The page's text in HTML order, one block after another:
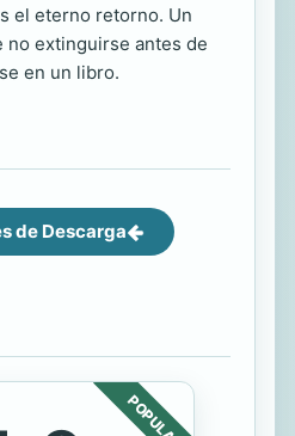
el eterno retorno. Un
no extinguirse antes de
en un libro.
de Descarga
POPULAR